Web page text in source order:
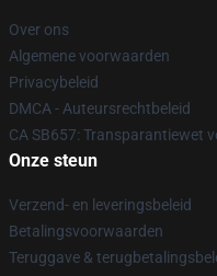
Over ons
Algemene voorwaarden
Privacybeleid
DMCA - Auteursrechtbeleid
CA SB657: Transparantiewet
Onze steun
Verzend- en leveringsbeleid
Betalingsvoorwaarden
Teruggave &